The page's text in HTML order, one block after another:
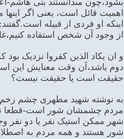
بشود،چون مى‏دانستند بنى‏ هاشم-
اهمیت قائل است، یعنى اگر
اینکه او فردى از قبیله
از وجود آن شخص استفاده
و ان یکاد الذین کفروا نزدیک بود
دوم باشد،آن وقت معنایش این
حقیقت است‏ یا حقیقت نیست؟
به نوشته شهید مطهری چشم زخم
مردم چشمشان شور است-قطعا
شهر ممکن است‏یک نفر یا دو نفر
شور هستند و همه مردم به